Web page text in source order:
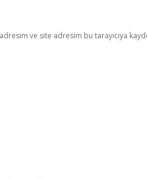
ve site adresim bu tarayıcıya